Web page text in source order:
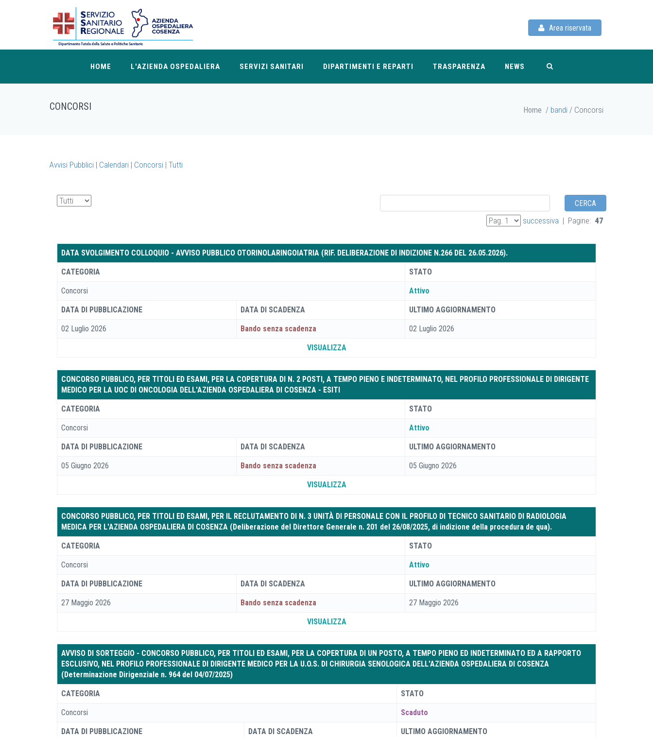
Area riservata
HOME L'AZIENDA OSPEDALIERA SERVIZI SANITARI DIPARTIMENTI E REPARTI TRASPARENZA NEWS
CONCORSI Home / bandi / Concorsi
Avvisi Pubblici | Calendari | Concorsi | Tutti
successiva | Pagine: 47
DATA SVOLGIMENTO COLLOQUIO - AVVISO PUBBLICO OTORINOLARINGOIATRIA (RIF. DELIBERAZIONE DI INDIZIONE N.266 DEL 26.05.2026).
CATEGORIA STATO
Concorsi Attivo
DATA DI PUBBLICAZIONE DATA DI SCADENZA ULTIMO AGGIORNAMENTO
02 Luglio 2026 Bando senza scadenza 02 Luglio 2026
VISUALIZZA
CONCORSO PUBBLICO, PER TITOLI ED ESAMI, PER LA COPERTURA DI N. 2 POSTI, A TEMPO PIENO E INDETERMINATO, NEL PROFILO PROFESSIONALE DI DIRIGENTE
MEDICO PER LA UOC DI ONCOLOGIA DELL'AZIENDA OSPEDALIERA DI COSENZA - ESITI
CATEGORIA STATO
Concorsi Attivo
DATA DI PUBBLICAZIONE DATA DI SCADENZA ULTIMO AGGIORNAMENTO
05 Giugno 2026 Bando senza scadenza 05 Giugno 2026
VISUALIZZA
CONCORSO PUBBLICO, PER TITOLI ED ESAMI, PER IL RECLUTAMENTO DI N. 3 UNITÀ DI PERSONALE CON IL PROFILO DI TECNICO SANITARIO DI RADIOLOGIA
MEDICA PER L'AZIENDA OSPEDALIERA DI COSENZA (Deliberazione del Direttore Generale n. 201 del 26/08/2025, di indizione della procedura de qua).
CATEGORIA STATO
Concorsi Attivo
DATA DI PUBBLICAZIONE DATA DI SCADENZA ULTIMO AGGIORNAMENTO
27 Maggio 2026 Bando senza scadenza 27 Maggio 2026
VISUALIZZA
AVVISO DI SORTEGGIO - CONCORSO PUBBLICO, PER TITOLI ED ESAMI, PER LA COPERTURA DI UN POSTO, A TEMPO PIENO ED INDETERMINATO ED A RAPPORTO
ESCLUSIVO, NEL PROFILO PROFESSIONALE DI DIRIGENTE MEDICO PER LA U.O.S. DI CHIRURGIA SENOLOGICA DELL'AZIENDA OSPEDALIERA DI COSENZA
(Determinazione Dirigenziale n. 964 del 04/07/2025)
CATEGORIA STATO
Concorsi Scaduto
DATA DI PUBBLICAZIONE DATA DI SCADENZA ULTIMO AGGIORNAMENTO